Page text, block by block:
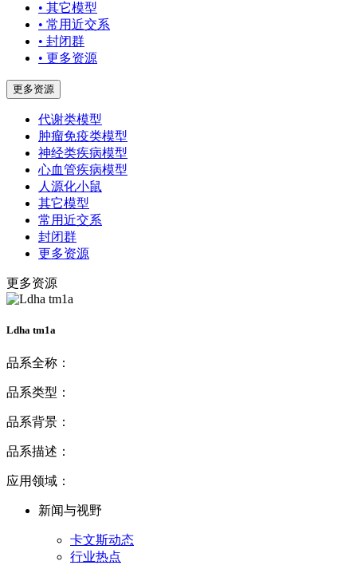
• 其它模型
• 常用近交系
• 封闭群
• 更多资源
更多资源
代谢类模型
肿瘤免疫类模型
神经类疾病模型
心血管疾病模型
人源化小鼠
其它模型
常用近交系
封闭群
更多资源
更多资源
Ldha tm1a
品系全称：
品系类型：
品系背景：
品系描述：
应用领域：
新闻与视野
卡文斯动态
行业热点